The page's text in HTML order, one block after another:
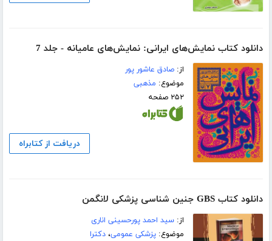
دانلود کتاب نمایش‌های ایرانی: نمایش‌های عامیانه - جلد 7
از:صادق عاشور پور
موضوع: مذهبی
۲۵۲ صفحه
دریافت از کتابراه
دانلود کتاب GBS جنین شناسی پزشکی لانگمن
از:سید احمد پورحسینی اناری
موضوع:پزشکی عمومی،دکترا